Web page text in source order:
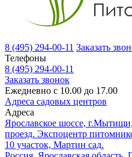
8 (495) 294-00-11 Заказать
Телефоны
8 (495) 294-00-11
Заказать звонок
Ежедневно с 10.00 до 17.00
Адреса садовых центров
Адреса
Ярославское шоссе,
проезд. Экспоцентр
10 участок, Мартин сад.